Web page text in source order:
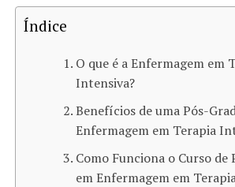
Índice
O que é a Enfermagem em
Intensiva?
Benefícios de uma Pós-
Enfermagem em Terapia
Como Funciona o Curso de
em Enfermagem em